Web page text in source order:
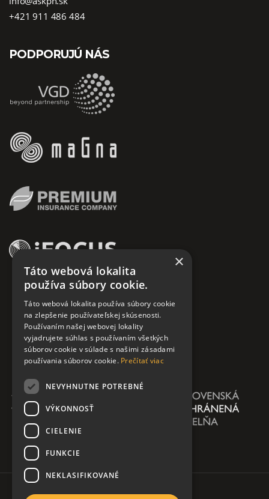
+421 911 486 484
PODPORUJÚ NÁS
×
Táto webová lokalita
používa súbory cookie.
Táto webová lokalita používa súbory cookie
na zlepšenie používateľskej skúsenosti.
Používaním našej webovej lokality
vyjadrujete súhlas s používaním všetkých
súborov cookie v súlade s našimi zásadami
používania súborov cookie. Prečítať viac
NEVYHNUTNE POTREBNÉ
VÝKONNOSŤ
CIELENIE
FUNKCIE
NEKLASIFIKOVANÉ